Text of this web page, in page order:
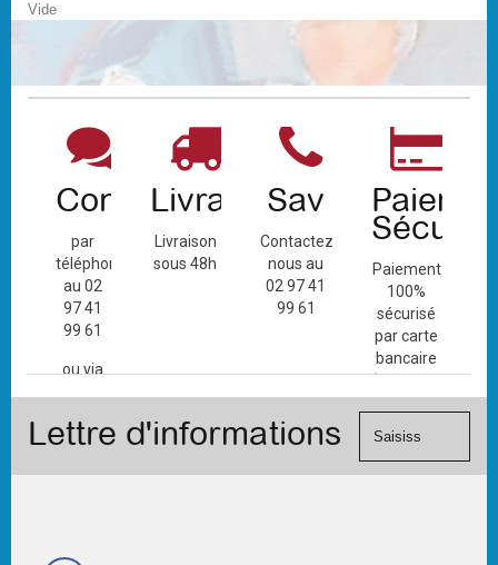
Vide
Contact
par
téléphone
au 02
97 41
99 61
ou via
de
Livraison
Livraison
sous 48h
Sav
Contactez-
nous au
02 97 41
99 61
Paiement
100%
sécurisé
par carte
bancaire
(Mastercard,
Visa, ...) et
Lettre d'informations